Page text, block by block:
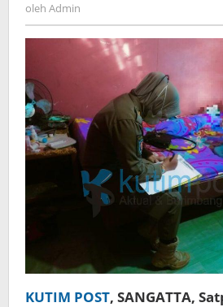
Salah
oleh Admin
KUTIM POST, SANGATTA,